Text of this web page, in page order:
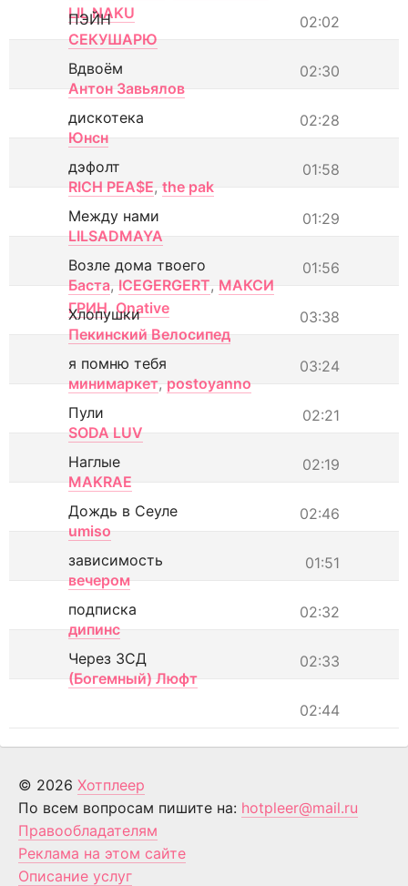
LIL NAKU
02:02
ПЭЙН
СЕКУШАРЮ
02:30
Вдвоём
Антон Завьялов
02:28
дискотека
Юнсн
01:58
дэфолт
RICH PEA$E, the pak
01:29
Между нами
LILSADMAYA
01:56
Возле дома твоего
Баста, ICEGERGERT, МАКСИ
ГРИН, Onative 03:38
Хлопушки
Пекинский Велосипед
03:24
я помню тебя
минимаркет, postoyanno
02:21
Пули
SODA LUV
02:19
Наглые
MAKRAE
02:46
Дождь в Сеуле
umiso
01:51
зависимость
вечером
02:32
подписка
дипинс
02:33
Через ЗСД
(Богемный) Люфт
02:44
© 2026 Хотплеер
По всем вопросам пишите на: hotpleer@mail.ru
Правообладателям
Реклама на этом сайте
Описание услуг